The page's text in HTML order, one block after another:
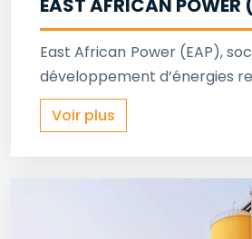
EAST AFRICAN POWER
East African Power (EAP),
développement d’énergies
Voir plus